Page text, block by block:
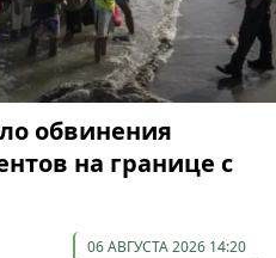
обвинения
на границе с
06 АВГУСТА 2026 14:20